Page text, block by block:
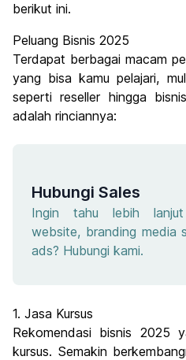
berikut ini.
Peluang Bisnis 2025
Terdapat berbagai macam
yang bisa kamu pelajari,
seperti reseller hingga
adalah rinciannya:
Hubungi Sales
Ingin tahu lebih
website, branding media
ads? Hubungi kami.
1. Jasa Kursus
Rekomendasi bisnis 2025
kursus. Semakin